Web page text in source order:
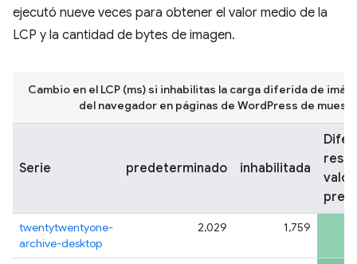
ejecutó nueve veces para obtener el valor medio de la
LCP y la cantidad de bytes de imagen.
Serie predeterminado inhabilitada
valor
twentytwentyone-
archive-desktop
2,029 1,759
Cambio en el LCP (ms) si inhabilitas la carga diferida de
del navegador en páginas de WordPress de